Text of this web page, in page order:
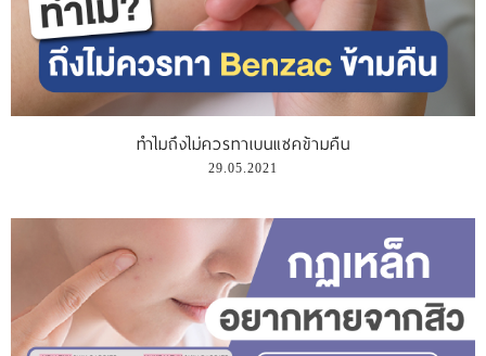
โปรโมชั่น
รีวิวผู้ใช้จริง
ติดต่อเรา
ทำไมถึงไม่ควรทาเบนแซคข้ามคืน
29.05.2021